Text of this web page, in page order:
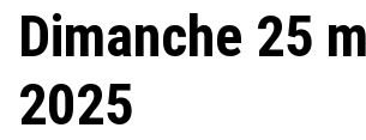
Dimanche 25
2025